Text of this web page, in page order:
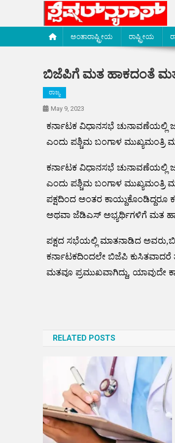
Special News
Special News Media
ಅಂತಾರಾಷ್ಟ್ರೀಯ ರಾಷ್ಟ್ರೀಯ
ಬಿಜೆಪಿಗೆ ಮತ ಹಾಕದಂತೆ
ರಾಜ್ಯ
May 9, 2023
ಕರ್ನಾಟಕ ವಿಧಾನಸಭೆ ಚುನಾವಣೆಯಲ್ಲಿ
ಎಂದು ಪಶ್ಚಿಮ ಬಂಗಾಳ ಮುಖ್ಯಮಂತ್ರಿ
ಕರ್ನಾಟಕ ವಿಧಾನಸಭೆ ಚುನಾವಣೆಯಲ್ಲಿ
ಎಂದು ಪಶ್ಚಿಮ ಬಂಗಾಳ ಮುಖ್ಯಮಂತ್ರಿ
ಪಕ್ಷದಿಂದ ಅಂತರ
ಅಥವಾ ಜೆಡಿಎಸ್ ಅಭ್ಯರ್ಥಿಗಳಿಗೆ ಮತ
ಪಕ್ಷದ ಸಭೆಯಲ್ಲಿ ಮಾತನಾಡಿದ
ಕರ್ನಾಟಕದಿಂದಲೇ ಬಿಜೆಪಿ ಕುಸಿತವಾದರೆ
ಮತವೂ ಪ್ರಮುಖವಾಗಿದ್ದು, ಯಾವುದೇ
RELATED POSTS